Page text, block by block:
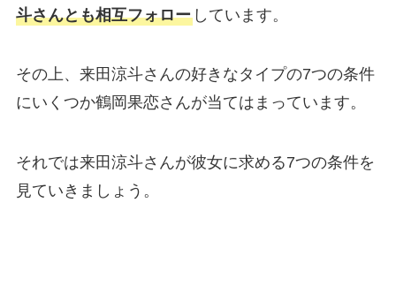
斗さんとも相互フォローしています。
その上、来田涼斗さんの好きなタイプの7つの条件
にいくつか鶴岡果恋さんが当てはまっています。
それでは来田涼斗さんが彼女に求める7つの条件を
見ていきましょう。